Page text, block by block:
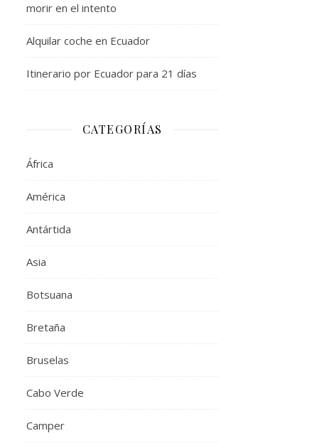
morir en el intento
Alquilar coche en Ecuador
Itinerario por Ecuador para 21 días
CATEGORÍAS
África
América
Antártida
Asia
Botsuana
Bretaña
Bruselas
Cabo Verde
Camper